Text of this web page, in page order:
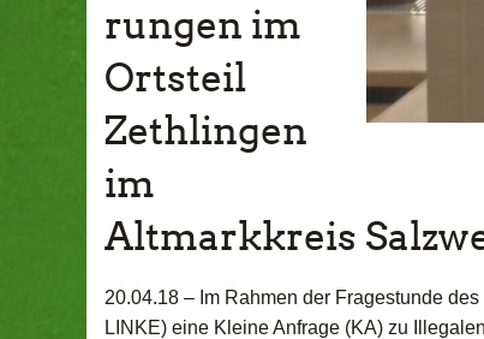
rungen im
Ortsteil
Zethlingen
im
Altmarkkreis
20.04.18 – Im Rahmen der Fragestunde
LINKE) eine Kleine Anfrage (KA) zu